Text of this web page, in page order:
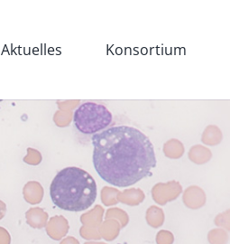
Aktuelles Konsortium